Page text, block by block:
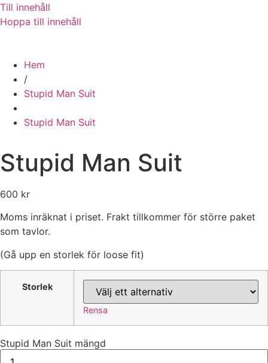
Till innehåll
Hoppa till innehåll
Hem
/
Stupid Man Suit
Stupid Man Suit
Stupid Man Suit
600 kr
Moms inräknat i priset. Frakt tillkommer för större paket
som tavlor.
(Gå upp en storlek för loose fit)
Storlek
Rensa
Stupid Man Suit mängd